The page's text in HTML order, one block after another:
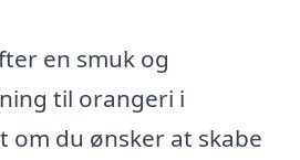
en smuk og
til orangeri i
om du ønsker at skabe